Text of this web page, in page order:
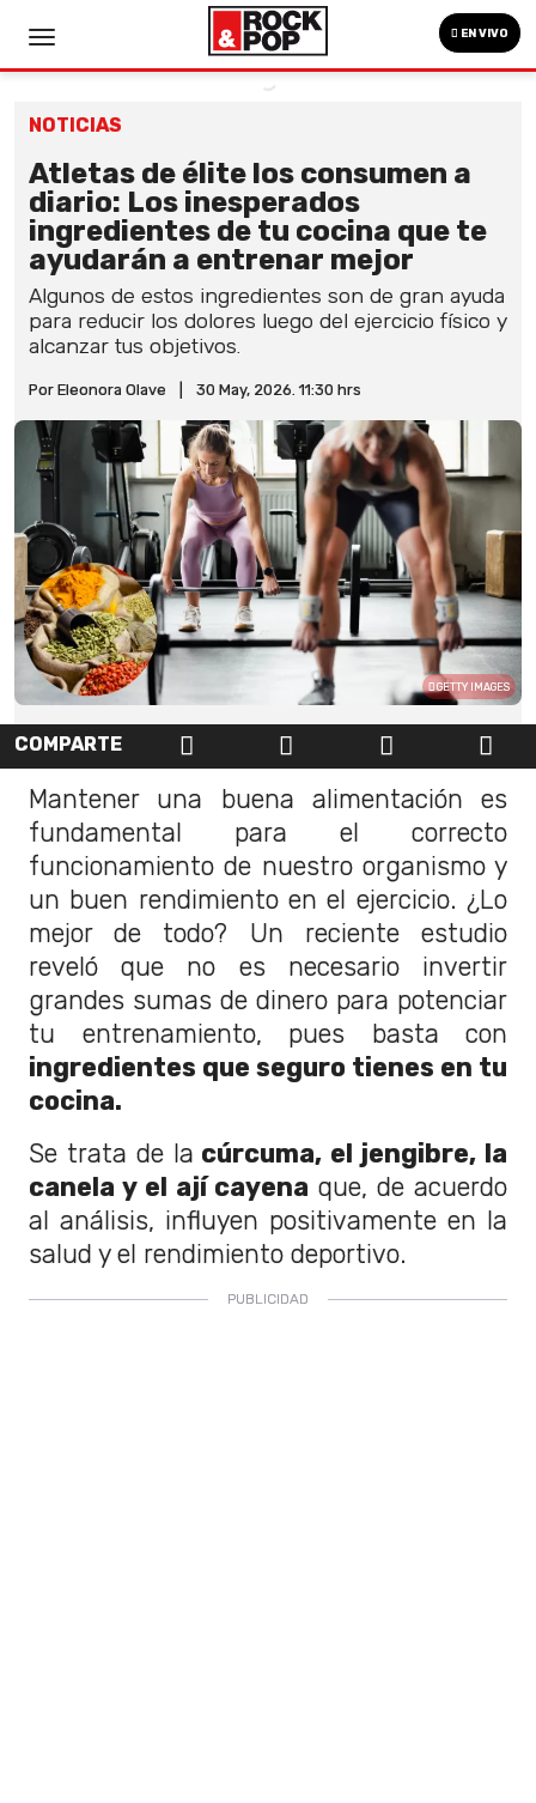
EN VIVO
NOTICIAS
Atletas de élite los consumen a
diario: Los inesperados
ingredientes de tu cocina que te
ayudarán a entrenar mejor
Algunos de estos ingredientes son de gran ayuda
para reducir los dolores luego del ejercicio físico y
alcanzar tus objetivos.
Por Eleonora Olave 30 May, 2026. 11:30 hrs
GETTY IMAGES
COMPARTE
Mantener una buena alimentación es
fundamental para el correcto
funcionamiento de nuestro organismo y
un buen rendimiento en el ejercicio. ¿Lo
mejor de todo? Un reciente estudio
reveló que no es necesario invertir
grandes sumas de dinero para potenciar
tu entrenamiento, pues basta con
ingredientes que seguro tienes en tu
cocina.
Se trata de la cúrcuma, el jengibre, la
canela y el ají cayena que, de acuerdo
al análisis, influyen positivamente en la
salud y el rendimiento deportivo.